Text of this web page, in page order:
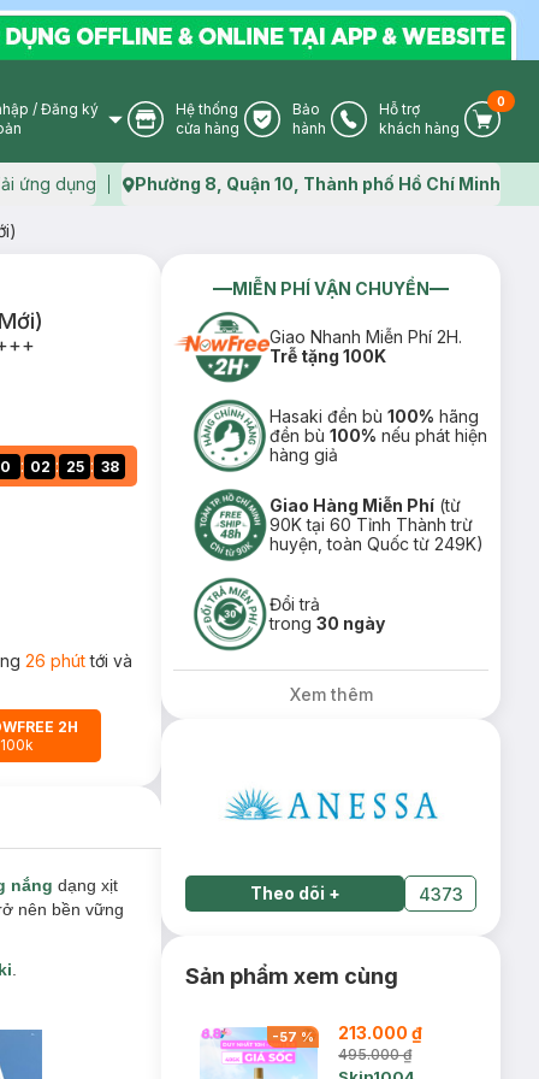
User Icon
/ Đăng ký
Store Icon
Hệ thống
cửa hàng
Warranty Icon
Bảo
hành
Phone Icon
Hỗ trợ
khách hàng
Cart
0
ứng dụng Map icon
Phường 8, Quận 10, Thành phố Hồ Chí Minh
0 : 02 : 25 : 37
26 phúttới và
2H
nắng dạng xịt
nên bền vững
MIỄN PHÍ VẬN CHUYỂN
Giao Nhanh Miễn Phí 2H.
Trễ tặng 100K
Hasaki đền bù100% hãng
đền bù100% nếu phát hiện
hàng giả
Giao Hàng Miễn Phí (từ
90K tại 60 Tỉnh Thành trừ
huyện, toàn Quốc từ 249K)
Đổi trả
trong30 ngày
Xem thêm
Theo dõi + 4373
Sản phẩm xem cùng
-57 % 213.000 ₫
495.000 ₫